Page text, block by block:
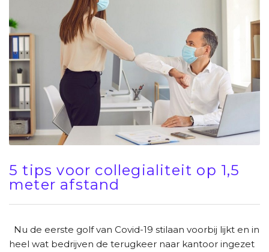
5 tips voor collegialiteit op 1,5
meter afstand
Nu de eerste golf van Covid-19 stilaan voorbij lijkt en in
heel wat bedrijven de terugkeer naar kantoor ingezet